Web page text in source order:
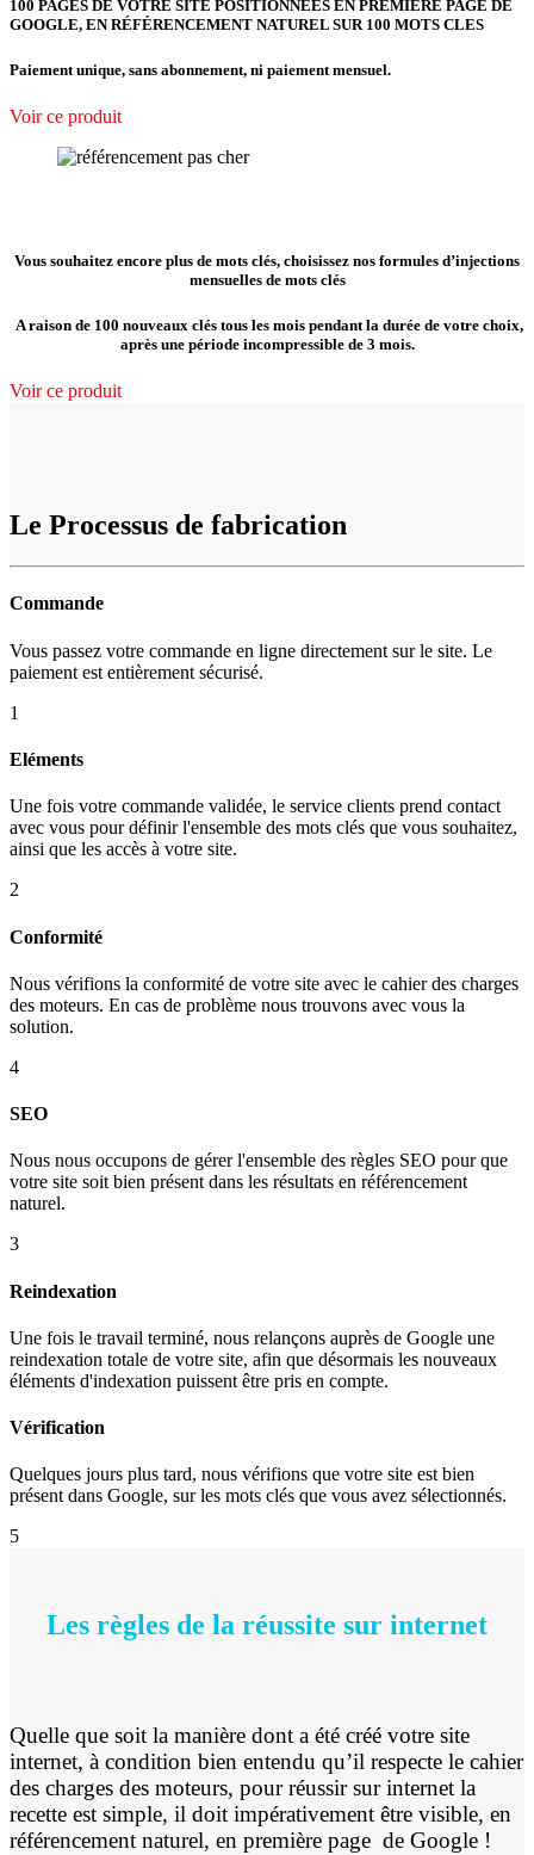
100 PAGES DE VOTRE SITE POSITIONNÉES EN PREMIÈRE PAGE DE
GOOGLE, EN RÉFÉRENCEMENT NATUREL SUR 100 MOTS CLES
Paiement unique, sans abonnement, ni paiement mensuel.
Voir ce produit
Vous souhaitez encore plus de mots clés, choisissez nos formules d’injections
mensuelles de mots clés
A raison de 100 nouveaux clés tous les mois pendant la durée de votre choix,
après une période incompressible de 3 mois.
Voir ce produit
Le Processus de fabrication
Commande
Vous passez votre commande en ligne directement sur le site. Le
paiement est entièrement sécurisé.
1
Eléments
Une fois votre commande validée, le service clients prend contact
avec vous pour définir l'ensemble des mots clés que vous souhaitez,
ainsi que les accès à votre site.
2
Conformité
Nous vérifions la conformité de votre site avec le cahier des charges
des moteurs. En cas de problème nous trouvons avec vous la
solution.
4
SEO
Nous nous occupons de gérer l'ensemble des règles SEO pour que
votre site soit bien présent dans les résultats en référencement
naturel.
3
Reindexation
Une fois le travail terminé, nous relançons auprès de Google une
reindexation totale de votre site, afin que désormais les nouveaux
éléments d'indexation puissent être pris en compte.
Vérification
Quelques jours plus tard, nous vérifions que votre site est bien
présent dans Google, sur les mots clés que vous avez sélectionnés.
5
Les règles de la réussite sur internet
Quelle que soit la manière dont a été créé votre site
internet, à condition bien entendu qu’il respecte le cahier
des charges des moteurs, pour réussir sur internet la
recette est simple, il doit impérativement être visible, en
référencement naturel, en première page de Google !